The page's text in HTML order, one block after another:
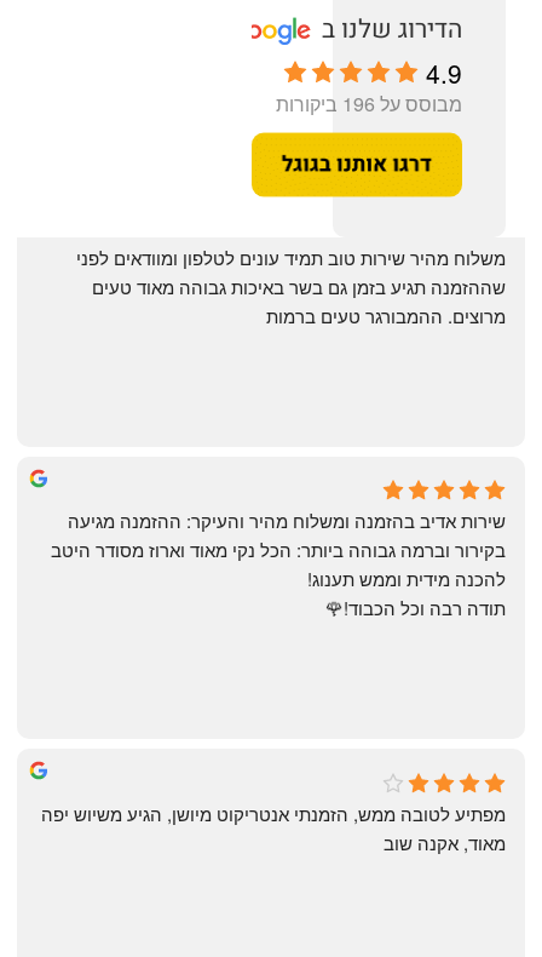
4.9
מבוסס על 196 ביקורות
May Azulay
a month ago
מרוצים. ההמבורגר טעים ברמות
michal gottfried
4 months ago
להכנה מידית וממש תענוג!
תודה רבה וכל הכבוד!🌹
מאוד, אקנה שוב